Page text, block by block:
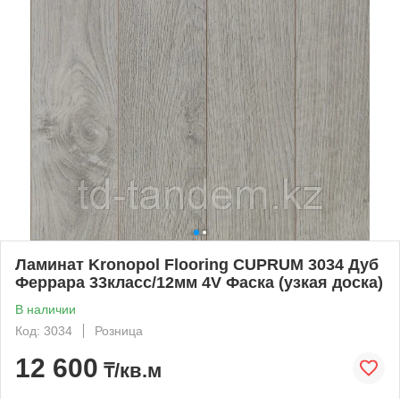
Ламинат Kronopol Flooring CUPRUM 3034 Дуб
Феррара 33класс/12мм 4V Фаска (узкая доска)
В наличии
Код: 3034
Розница
12 600 ₸/кв.м